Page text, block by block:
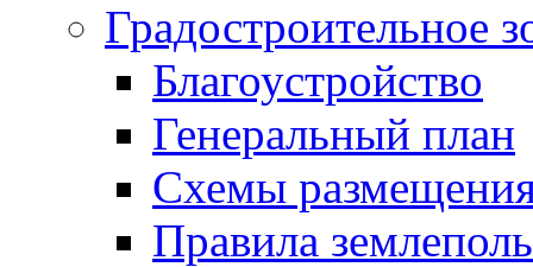
Градостроительное
Благоустройство
Генеральный план
Схемы
Правила